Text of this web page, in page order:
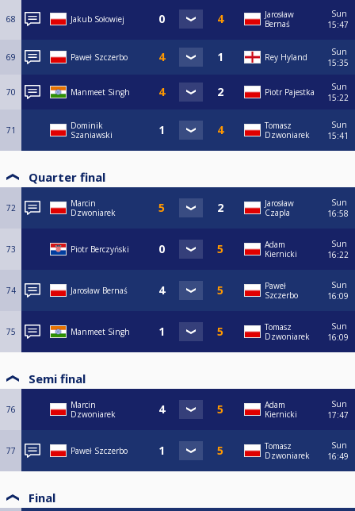
68 Jakub Sołowiej
Jarosław
Bernaś
Sun
15:47
69 Paweł Szczerbo Rey Hyland
Sun
15:35
70 Manmeet Singh Piotr Pajestka
Sun
15:22
71
Dominik
Szaniawski
Tomasz
Dzwoniarek
Sun
15:41
Quarter final
72
Marcin
Dzwoniarek
Jarosław
Czapla
Sun
16:58
73 Piotr Berczyński
Adam
Kiernicki
Sun
16:22
74 Jarosław Bernaś
Paweł
Szczerbo
Sun
16:09
75 Manmeet Singh
Tomasz
Dzwoniarek
Sun
16:09
Semi final
76
Marcin
Dzwoniarek
Adam
Kiernicki
Sun
17:47
77 Paweł Szczerbo
Tomasz
Dzwoniarek
Sun
16:49
Final